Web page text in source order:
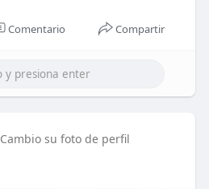
Comentario Compartir
Cambio su foto de perfil